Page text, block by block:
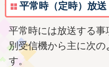
平常時（定時）放送
平常時には放送する
別受信機から主に次の
す。